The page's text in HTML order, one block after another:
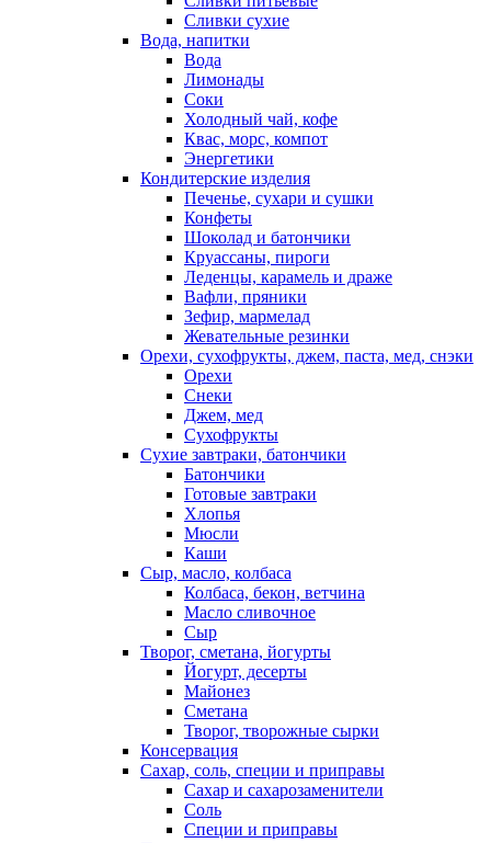
Сливки сухие
Вода, напитки
Вода
Лимонады
Соки
Холодный чай, кофе
Квас, морс, компот
Энергетики
Кондитерские изделия
Печенье, сухари и сушки
Конфеты
Шоколад и батончики
Круассаны, пироги
Леденцы, карамель и драже
Вафли, пряники
Зефир, мармелад
Жевательные резинки
Орехи, сухофрукты, джем, паста, мед, снэки
Орехи
Снеки
Джем, мед
Сухофрукты
Сухие завтраки, батончики
Батончики
Готовые завтраки
Хлопья
Мюсли
Каши
Сыр, масло, колбаса
Колбаса, бекон, ветчина
Масло сливочное
Сыр
Творог, сметана, йогурты
Йогурт, десерты
Майонез
Сметана
Творог, творожные сырки
Консервация
Сахар, соль, специи и приправы
Сахар и сахарозаменители
Соль
Специи и приправы